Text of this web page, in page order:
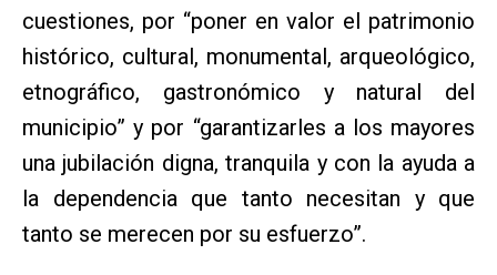
cuestiones, por “poner en valor el patrimonio
histórico, cultural, monumental, arqueológico,
etnográfico, gastronómico y natural del
municipio” y por “garantizarles a los mayores
una jubilación digna, tranquila y con la ayuda a
la dependencia que tanto necesitan y que
tanto se merecen por su esfuerzo”.